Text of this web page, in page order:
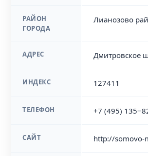
РАЙОН
ГОРОДА
Лианозово
АДРЕС Дмитровское
ИНДЕКС 127411
ТЕЛЕФОН +7 (495)
САЙТ http://somovo-